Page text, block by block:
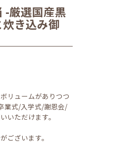
-厳選国産黒
き込み御
リュームがありつつ
業式/入学式/謝恩会/
いただけます。
ございます。